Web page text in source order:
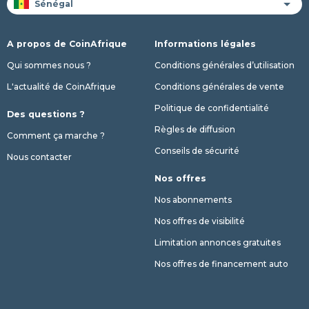
A propos de CoinAfrique
Qui sommes nous ?
L'actualité de CoinAfrique
Des questions ?
Comment ça marche ?
Nous contacter
Informations légales
Conditions générales d’utilisation
Conditions générales de vente
Politique de confidentialité
Règles de diffusion
Conseils de sécurité
Nos offres
Nos abonnements
Nos offres de visibilité
Limitation annonces gratuites
Nos offres de financement auto